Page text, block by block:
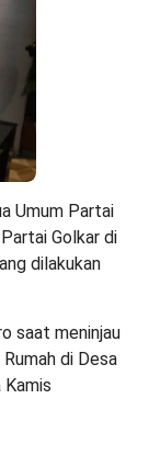
Umum Partai
Golkar di
dilakukan
saat meninjau
di Desa
Kamis